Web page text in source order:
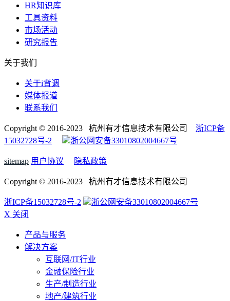
HR知识库
工具资料
市场活动
研究报告
关于我们
关于i背调
媒体报道
联系我们
Copyright © 2016-2023 杭州有才信息技术有限公司 浙ICP备
15032728号-2
浙公网安备33010802004667号
sitemap 用户协议 隐私政策
Copyright © 2016-2023 杭州有才信息技术有限公司
浙ICP备15032728号-2
浙公网安备33010802004667号
X 关闭
产品与服务
解决方案
互联网/IT行业
金融保险行业
生产/制造行业
地产/建筑行业